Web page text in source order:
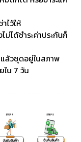
ไว้ให้
ได้ชำระค่าประกันก็
ล้วชุดอยู่ในสภาพ
ใน 7 วัน